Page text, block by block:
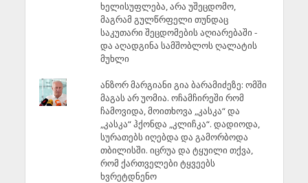
ხელისუფლება, არა უშეცდომო,
მაგრამ გულწრფელი თუნდაც
საკუთარი შეცდომების აღიარებაში -
და აღადგინა სამშობლოს ღალატის
მუხლი
ანზორ მარგიანი გია ბარამიძეზე: ომში
მაგას არ უომია. ოჩამჩირეში რომ
ჩამოვიდა, მოითხოვა „კასკა“ და
„კასკა“ ჰქონდა „კლიჩკა“. დადიოდა,
სურათებს იღებდა და გამორბოდა
თბილისში. იცრუა და ტყუილი თქვა,
რომ ქართველები ტყვეებს
ხვრეტდნენო